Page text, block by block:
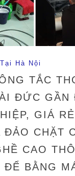
Hà Nội
TẮC
ĐỨC GẦN
GIÁ
ĐẢO CHẶT
CAO
ĐỂ BẰNG